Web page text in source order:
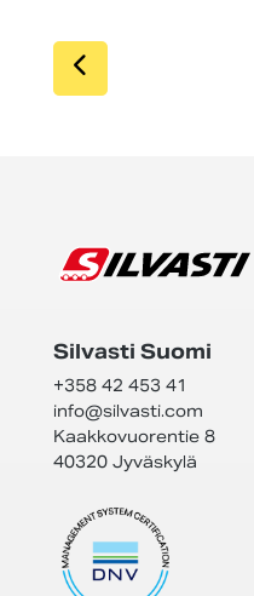
Silvasti Suomi
+358 42 453 41
info@silvasti.com
Kaakkovuorentie 8
40320 Jyväskylä